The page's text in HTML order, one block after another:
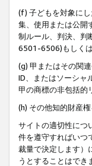
(f) 子どもを対象に
集、使用または公開
制ルール、判決、判
6501-6506)もしく
(g) 甲またはその関
ID、またはソーシャ
甲の商標の非包括的
(h) その他知的財産
サイトの適切性につ
件を遵守すればいつ
裁量で決定します）
うとすることはでき